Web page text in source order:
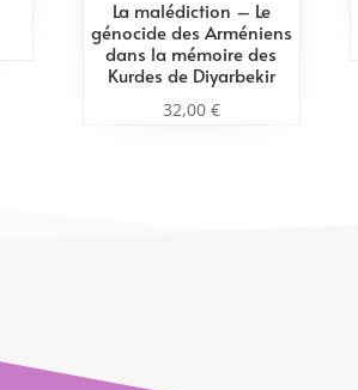
La malédiction – Le
génocide des Arméniens
dans la mémoire des
Kurdes de Diyarbekir
32,00 €